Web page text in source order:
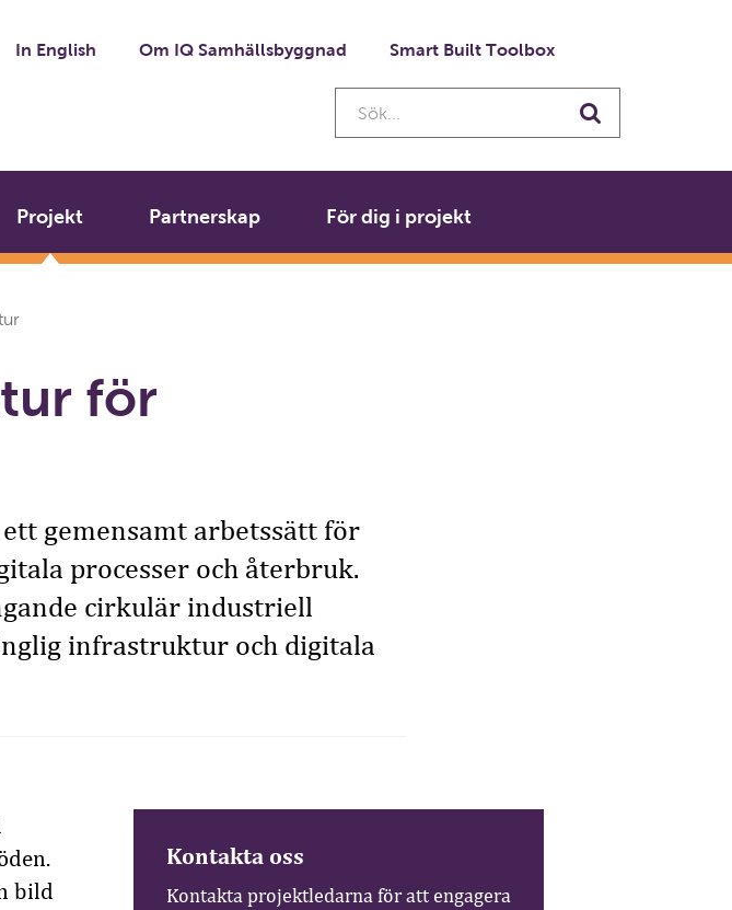
In English Om IQ Samhällsbyggnad Smart Built Toolbox
Sök
Projekt Partnerskap För dig i projekt
för
gemensamt arbetssätt för
processer och återbruk.
cirkulär industriell
infrastruktur och digitala
Kontakta oss
Kontakta projektledarna för att engagera
bild